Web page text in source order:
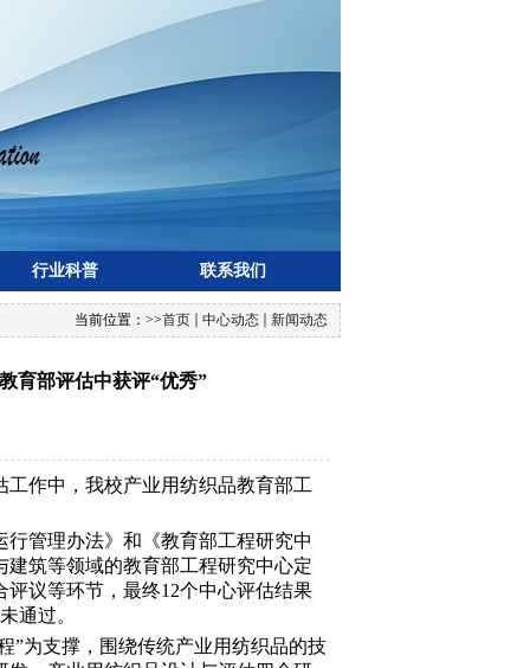
行业科普 联系我们
当前位置： >>首页 中心动态 新闻动态
育部评估中获评“优秀”
作中，我校产业用纺织品教育部工
管理办法》和《教育部工程研究中
筑等领域的教育部工程研究中心定
评议等环节，最终12个中心评估结果
通过。
”为支撑，围绕传统产业用纺织品的技